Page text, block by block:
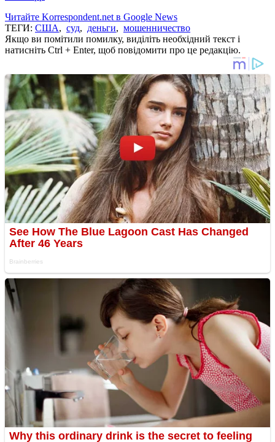
Читайте Korrespondent.net в Google News
ТЕГИ: США, суд, деньги, мошенничество
Якщо ви помітили помилку, виділіть необхідний текст і
натисніть Ctrl + Enter, щоб повідомити про це редакцію.